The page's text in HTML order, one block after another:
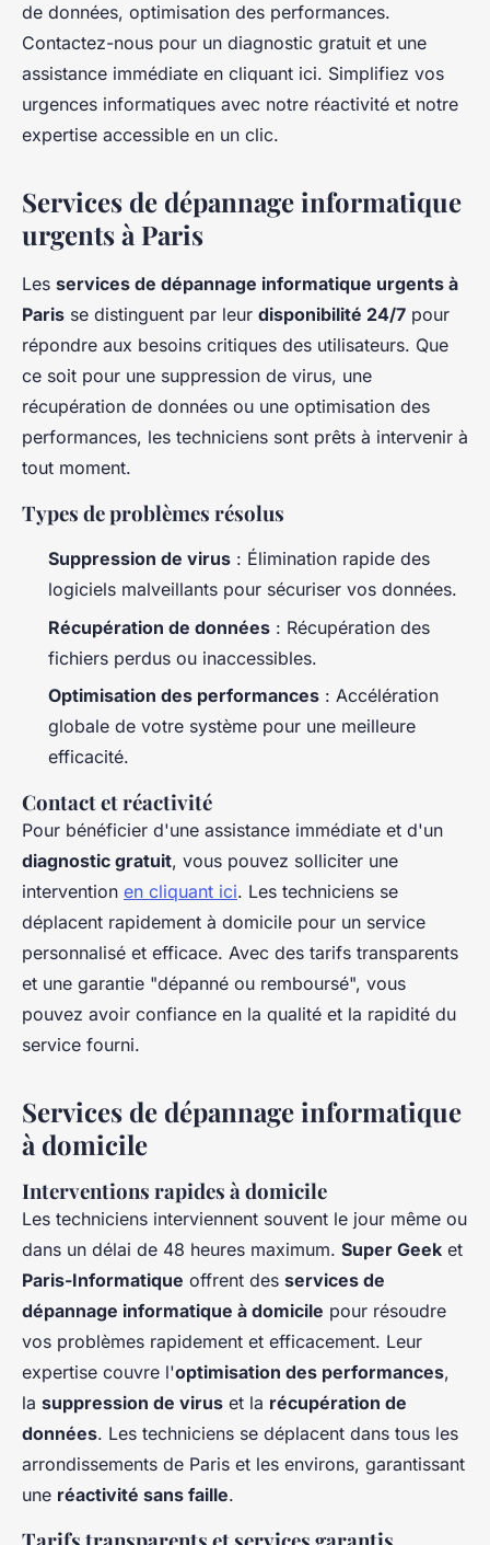
de données, optimisation des performances.
Contactez-nous pour un diagnostic gratuit et une
assistance immédiate en cliquant ici. Simplifiez vos
urgences informatiques avec notre réactivité et notre
expertise accessible en un clic.
Services de dépannage informatique
urgents à Paris
Les services de dépannage informatique urgents à
Paris se distinguent par leur disponibilité 24/7 pour
répondre aux besoins critiques des utilisateurs. Que
ce soit pour une suppression de virus, une
récupération de données ou une optimisation des
performances, les techniciens sont prêts à intervenir à
tout moment.
Types de problèmes résolus
Suppression de virus : Élimination rapide des
logiciels malveillants pour sécuriser vos données.
Récupération de données : Récupération des
fichiers perdus ou inaccessibles.
Optimisation des performances : Accélération
globale de votre système pour une meilleure
efficacité.
Contact et réactivité
Pour bénéficier d'une assistance immédiate et d'un
diagnostic gratuit, vous pouvez solliciter une
intervention en cliquant ici. Les techniciens se
déplacent rapidement à domicile pour un service
personnalisé et efficace. Avec des tarifs transparents
et une garantie "dépanné ou remboursé", vous
pouvez avoir confiance en la qualité et la rapidité du
service fourni.
Services de dépannage informatique
à domicile
Interventions rapides à domicile
Les techniciens interviennent souvent le jour même ou
dans un délai de 48 heures maximum. Super Geek et
Paris-Informatique offrent des services de
dépannage informatique à domicile pour résoudre
vos problèmes rapidement et efficacement. Leur
expertise couvre l'optimisation des performances,
la suppression de virus et la récupération de
données. Les techniciens se déplacent dans tous les
arrondissements de Paris et les environs, garantissant
une réactivité sans faille.